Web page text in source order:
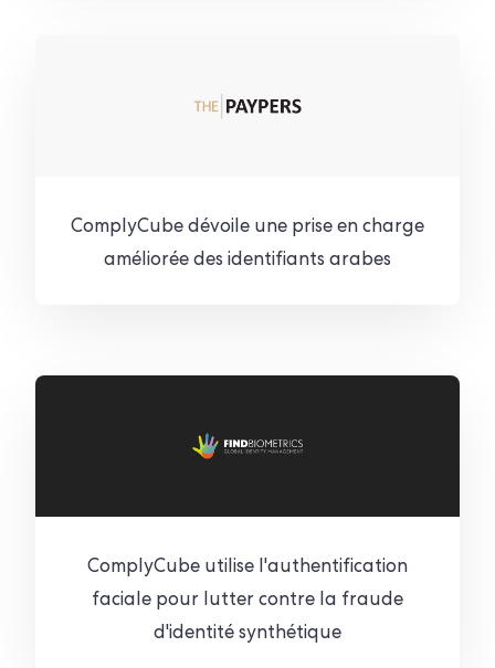
ComplyCube dévoile une prise en charge
améliorée des identifiants arabes
ComplyCube utilise l'authentification
faciale pour lutter contre la fraude
d'identité synthétique